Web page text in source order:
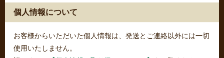
個人情報について
お客様からいただいた個人情報は、発送とご連絡以外には一切
使用いたしません。